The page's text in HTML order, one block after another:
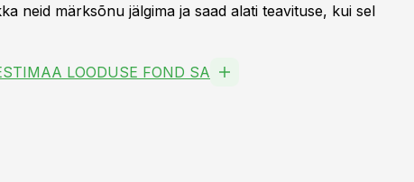
neid märksõnu jälgima ja saad alati teavituse, kui sel
LOODUSE FOND SA